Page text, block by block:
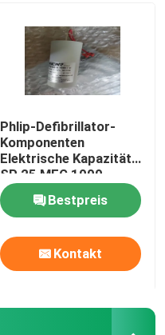
Phlip-Defibrillator-
Komponenten
Elektrische Kapazität
SP 25 MEG 1000
453564222111-B
Bestpreis
Kontakt